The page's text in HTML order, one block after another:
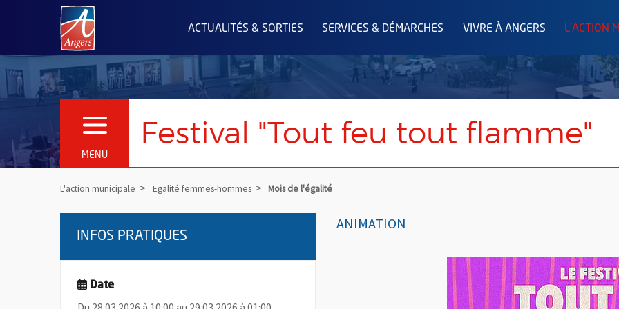
Angers.fr : Retour à l'accueil
ACTUALITÉS & SORTIES SERVICES & DÉMARCHES VIVRE À ANGERS L'ACTION
MENU
OUVRIR LE MENU Festival "Tout feu tout flamme"
L'action municipale Egalité femmes-hommes Mois de l'égalité
ANIMATION
INFOS PRATIQUES
Date